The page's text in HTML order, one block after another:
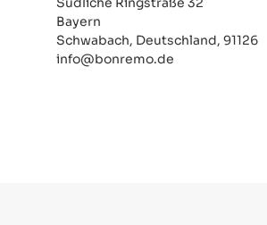
Bayern
Schwabach, Deutschland, 91126
info@bonremo.de